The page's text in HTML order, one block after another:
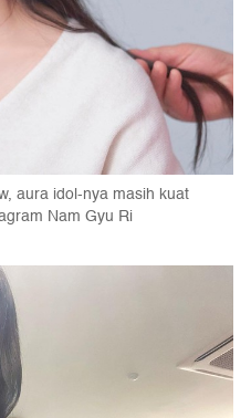
aura idol-nya masih kuat
Nam Gyu Ri